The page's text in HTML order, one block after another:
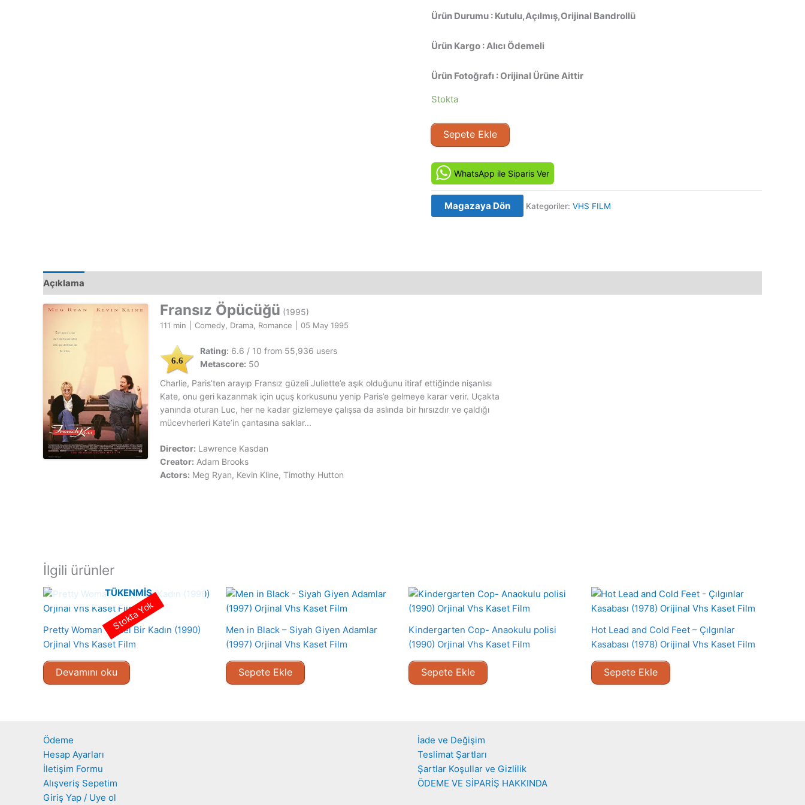
Ürün Durumu : Kutulu,Açılmış,Orijinal Bandrollü
Ürün Kargo : Alıcı Ödemeli
Ürün Fotoğrafı : Orijinal Ürüne Aittir
Stokta
Fransız
Öpücüğü
French
Kiss
(1995)
Orjinal
adet
Sepete Ekle
WhatsApp ile Siparis Ver
Magazaya Dön Kategoriler: VHS FILM
Açıklama
Fransız Öpücüğü (1995)
111 min Comedy, Drama, Romance 05 May 1995
6.6
Rating: 6.6 / 10 from 55,936 users
Metascore: 50
Charlie, Paris’ten arayıp Fransız güzeli Juliette’e aşık olduğunu itiraf ettiğinde nişanlısı
Kate, onu geri kazanmak için uçuş korkusunu yenip Paris’e gelmeye karar verir. Uçakta
yanında oturan Luc, her ne kadar gizlemeye çalışsa da aslında bir hırsızdır ve çaldığı
mücevherleri Kate’in çantasına saklar...
Director: Lawrence Kasdan
Creator: Adam Brooks
Actors: Meg Ryan, Kevin Kline, Timothy Hutton
İlgili ürünler
TÜKENMIŞ
Pretty Woman – Özel Bir Kadın (1990)
Orjinal Vhs Kaset Film
Devamını oku
Stokta Yok
Men in Black – Siyah Giyen Adamlar
(1997) Orjinal Vhs Kaset Film
Sepete Ekle
Kindergarten Cop- Anaokulu polisi
(1990) Orjinal Vhs Kaset Film
Sepete Ekle
Hot Lead and Cold Feet – Çılgınlar
Kasabası (1978) Orijinal Vhs Kaset Film
Sepete Ekle
Ödeme
Hesap Ayarları
İletişim Formu
Alışveriş Sepetim
Giriş Yap / Uye ol
İade ve Değişim
Teslimat Şartları
Şartlar Koşullar ve Gizlilik
ÖDEME VE SİPARİŞ HAKKINDA